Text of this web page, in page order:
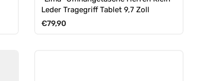
Leder Tragegriff Tablet 9,7 Zoll
Normaler Preis
€79,90